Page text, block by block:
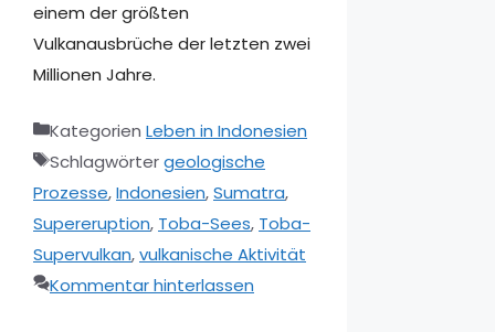
einem der größten
Vulkanausbrüche der letzten zwei
Millionen Jahre.
Kategorien Leben in Indonesien
Schlagwörtergeologische
Prozesse,Indonesien,Sumatra,
Supereruption, Toba-Sees, Toba-
Supervulkan,vulkanische Aktivität
Kommentar hinterlassen